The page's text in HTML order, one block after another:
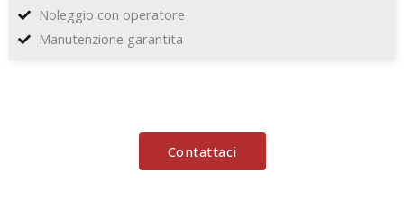
Noleggio con operatore
Manutenzione garantita
Contattaci